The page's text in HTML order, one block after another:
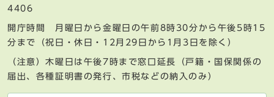
4406
開庁時間 月曜日から金曜日の午前8時30分から午後5時15
分まで（祝日・休日・12月29日から1月3日を除く）
（注意）木曜日は午後7時まで窓口延長（戸籍・国保関係の
届出、各種証明書の発行、市税などの納入のみ）